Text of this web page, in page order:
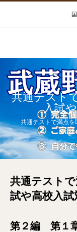
共通テスト
入試
共通テストで満点を
共通テスト
試や高校入試
第２編 第１